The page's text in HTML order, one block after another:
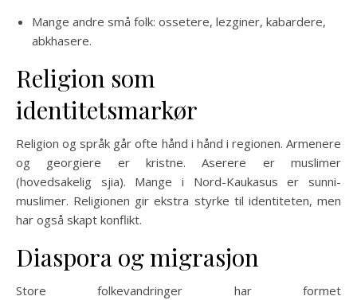
Mange andre små folk: ossetere, lezginer, kabardere,
abkhasere.
Religion som
identitetsmarkør
Religion og språk går ofte hånd i hånd i regionen. Armenere
og georgiere er kristne. Aserere er muslimer
(hovedsakelig sjia). Mange i Nord-Kaukasus er sunni-
muslimer. Religionen gir ekstra styrke til identiteten, men
har også skapt konflikt.
Diaspora og migrasjon
Store folkevandringer har formet